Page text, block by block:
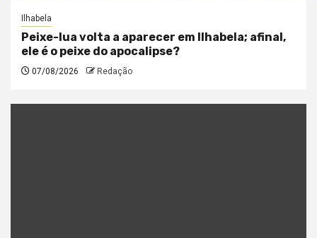
Ilhabela
Peixe-lua volta a aparecer em Ilhabela; afinal,
ele é o peixe do apocalipse?
07/08/2026 Redação